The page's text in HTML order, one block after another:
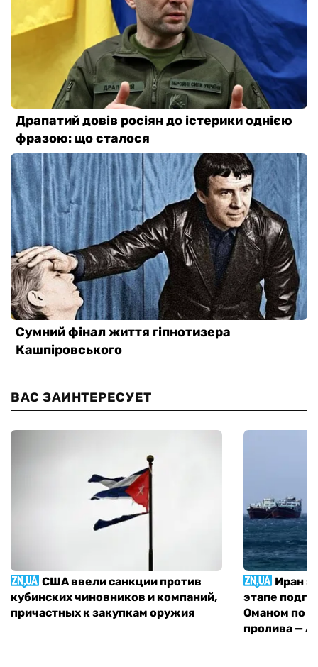
ВАС ЗАИНТЕРЕСУЕТ
США ввели санкции против
кубинских чиновников и компаний,
причастных к закупкам оружия
Иран
этапе
Оманом по
пролива —